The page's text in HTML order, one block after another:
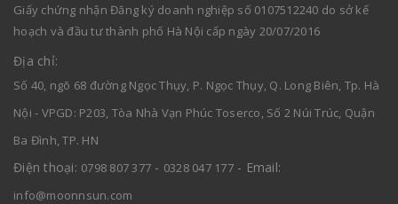
Giấy chứng nhận Đăng ký doanh nghiệp số 0107512240 do sở kế
hoạch và đầu tư thành phố Hà Nội cấp ngày 20/07/2016
Địa chỉ:
Số 40, ngõ 68 đường Ngọc Thụy, P. Ngọc Thụy, Q. Long Biên, Tp. Hà
Nội - VPGD: P203, Tòa Nhà Vạn Phúc Toserco, Số 2 Núi Trúc, Quận
Ba Đình, TP. HN
Điện thoại: 0798 807 377 - 0328 047 177- Email:
info@moonnsun.com